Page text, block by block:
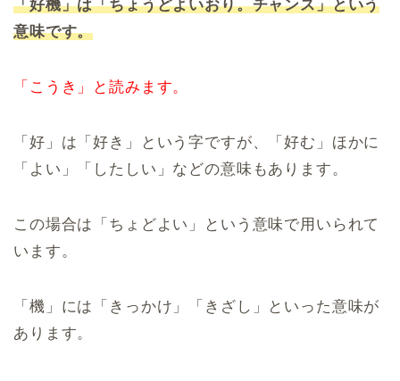
「好機」は「ちょうどよいおり。チャンス」という
意味です。
「こうき」と読みます。
「好」は「好き」という字ですが、「好む」ほかに
「よい」「したしい」などの意味もあります。
この場合は「ちょどよい」という意味で用いられて
います。
「機」には「きっかけ」「きざし」といった意味が
あります。